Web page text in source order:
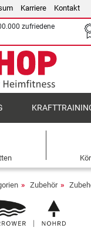
Karriere Kontakt
zufriedene
Zubehör